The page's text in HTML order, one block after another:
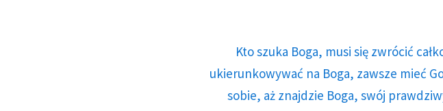
Kto szuka Boga, musi się zwrócić
ukierunkowywać na Boga, zawsze mieć
sobie, aż znajdzie Boga, swój